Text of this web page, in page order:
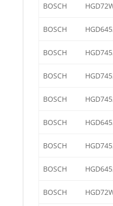
BOSCH
BOSCH
BOSCH
BOSCH
BOSCH
BOSCH
BOSCH
BOSCH
BOSCH